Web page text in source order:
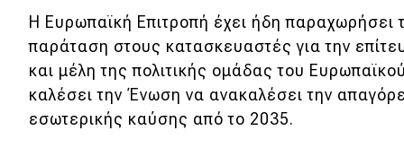
ΚΤΕΟ
Οδική βοήθεια
eDRIVE
Η Ευρωπαϊκή Επιτροπή έχει ήδη παραχωρήσει
παράταση στους κατασκευαστές για την
και μέλη της πολιτικής ομάδας του
καλέσει την Ένωση να ανακαλέσει την
εσωτερικής καύσης από το 2035.